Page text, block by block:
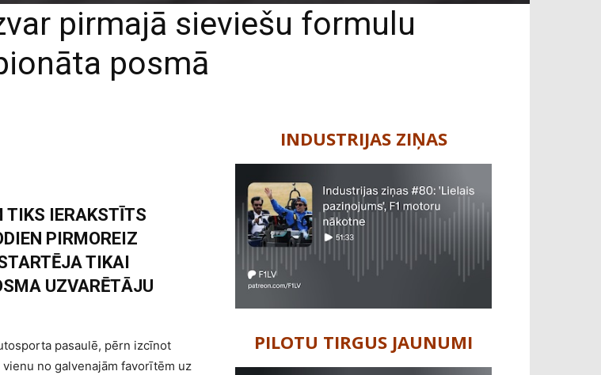
pirmajā sieviešu formulu
posmā
IERAKSTĪTS
PIRMOREIZ
TIKAI
UZVARĒTĀJU
pasaulē, pērn izcīnot
no galvenajām favorītēm uz
INDUSTRIJAS ZIŅAS
PILOTU TIRGUS JAUNUMI